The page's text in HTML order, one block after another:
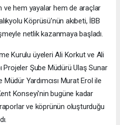
ve hem yayalar hem de araçlar
Köprüsü’nün akıbeti, İBB
netlik kazanmaya başladı.
Kurulu üyeleri Ali Korkut ve Ali
Projeler Şube Müdürü Ulaş Sunar
Müdür Yardımcısı Murat Erol ile
Konseyi'nin bugüne kadar
raporlar ve köprünün oluşturduğu